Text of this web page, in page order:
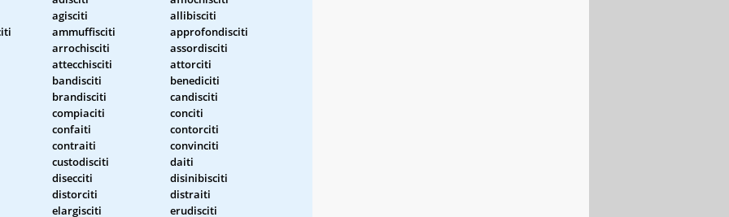
agisciti
allibisciti
ammuffisciti
approfondisciti
arrochisciti
assordisciti
attecchisciti
attorciti
bandisciti
benediciti
brandisciti
candisciti
compiaciti
conciti
confaiti
contorciti
contraiti
convinciti
custodisciti
daiti
disecciti
disinibisciti
distorciti
distraiti
elargisciti
erudisciti